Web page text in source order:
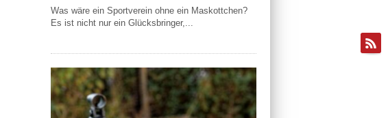
Was wäre ein Sportverein ohne ein Maskottchen?
Es ist nicht nur ein Glücksbringer,...